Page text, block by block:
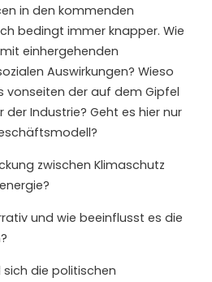
in den kommenden
bedingt immer knapper. Wie
einhergehenden
Auswirkungen? Wieso
vonseiten der auf dem Gipfel
Industrie? Geht es hier nur
zwischen Klimaschutz
und wie beeinflusst es die
sich die politischen